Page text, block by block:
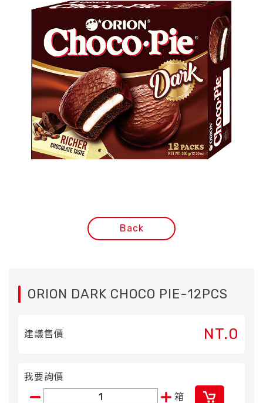
Back
ORION DARK CHOCO PIE-12PCS
建議售價 NT.0
我要詢價
箱